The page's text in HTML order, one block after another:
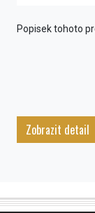
Popisek tohoto
Zobrazit detail